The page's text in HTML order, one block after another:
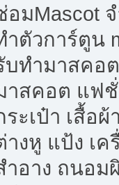
อมMascot
ำตัวการ์ตูน
บทำมาสคอ
าสคอต แฟ
ระเป๋า เสื้อผ้
างหู แป้ง เค
ำอาง ถนอม